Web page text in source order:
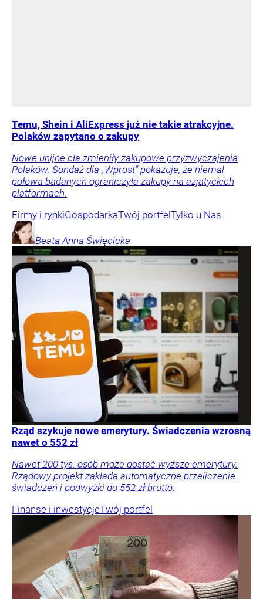
Temu, Shein i AliExpress już nie takie atrakcyjne.
Polaków zapytano o zakupy
Nowe unijne cła zmieniły zakupowe przyzwyczajenia
Polaków. Sondaż dla „Wprost” pokazuje, że niemal
połowa badanych ograniczyła zakupy na azjatyckich
platformach.
Firmy i rynkiGospodarkaTwój portfel Tylko u Nas
Beata Anna Święcicka
Rząd szykuje nowe emerytury. Świadczenia wzrosną
nawet o 552 zł
Nawet 200 tys. osób może dostać wyższe emerytury.
Rządowy projekt zakłada automatyczne przeliczenie
świadczeń i podwyżki do 552 zł brutto.
Finanse i inwestycjeTwój portfel